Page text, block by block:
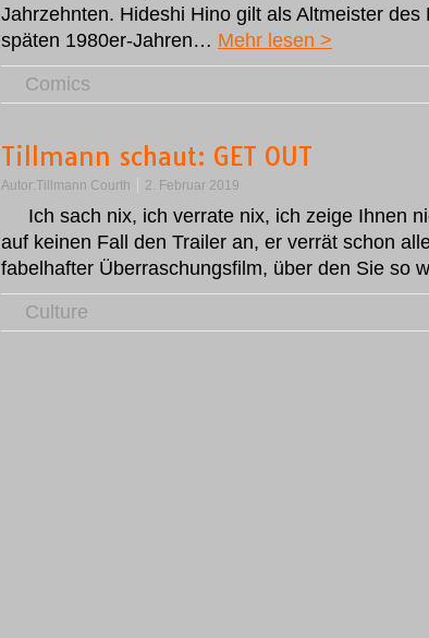
Jahrzehnten. Hideshi Hino gilt als Altmeister
späten 1980er-Jahren… Mehr lesen >
Comics
Tillmann schaut: GET OUT
Autor:Tillmann Courth 2. Februar 2019
Ich sach nix, ich verrate nix, ich zeige Ihnen
auf keinen Fall den Trailer an, er verrät schon
fabelhafter Überraschungsfilm, über den Sie so
Culture